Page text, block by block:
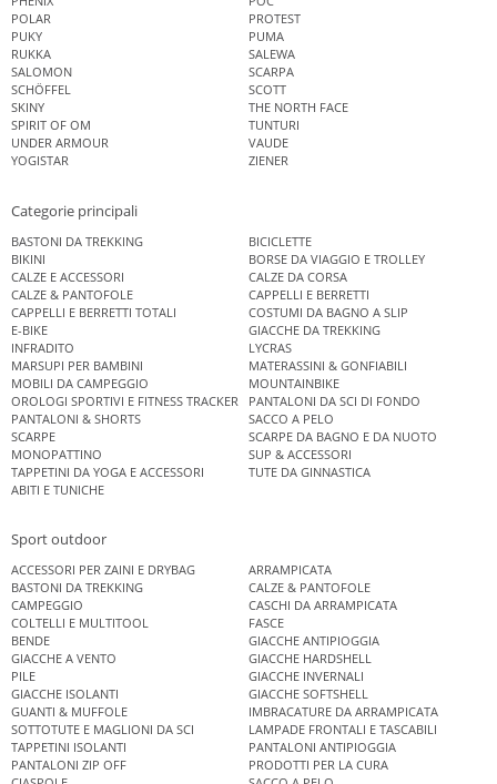
POLAR
PROTEST
PUKY
PUMA
RUKKA
SALEWA
SALOMON
SCARPA
SCHÖFFEL
SCOTT
SKINY
THE NORTH FACE
SPIRIT OF OM
TUNTURI
UNDER ARMOUR
VAUDE
YOGISTAR
ZIENER
Categorie principali
BASTONI DA TREKKING
BICICLETTE
BIKINI
BORSE DA VIAGGIO E TROLLEY
CALZE E ACCESSORI
CALZE DA CORSA
CALZE & PANTOFOLE
CAPPELLI E BERRETTI
CAPPELLI E BERRETTI TOTALI
COSTUMI DA BAGNO A SLIP
E-BIKE
GIACCHE DA TREKKING
INFRADITO
LYCRAS
MARSUPI PER BAMBINI
MATERASSINI & GONFIABILI
MOBILI DA CAMPEGGIO
MOUNTAINBIKE
OROLOGI SPORTIVI E FITNESS TRACKER
PANTALONI DA SCI DI FONDO
PANTALONI & SHORTS
SACCO A PELO
SCARPE
SCARPE DA BAGNO E DA NUOTO
MONOPATTINO
SUP & ACCESSORI
TAPPETINI DA YOGA E ACCESSORI
TUTE DA GINNASTICA
ABITI E TUNICHE
Sport outdoor
ACCESSORI PER ZAINI E DRYBAG
ARRAMPICATA
BASTONI DA TREKKING
CALZE & PANTOFOLE
CAMPEGGIO
CASCHI DA ARRAMPICATA
COLTELLI E MULTITOOL
FASCE
BENDE
GIACCHE ANTIPIOGGIA
GIACCHE A VENTO
GIACCHE HARDSHELL
PILE
GIACCHE INVERNALI
GIACCHE ISOLANTI
GIACCHE SOFTSHELL
GUANTI & MUFFOLE
IMBRACATURE DA ARRAMPICATA
SOTTOTUTE E MAGLIONI DA SCI
LAMPADE FRONTALI E TASCABILI
TAPPETINI ISOLANTI
PANTALONI ANTIPIOGGIA
PANTALONI ZIP OFF
PRODOTTI PER LA CURA